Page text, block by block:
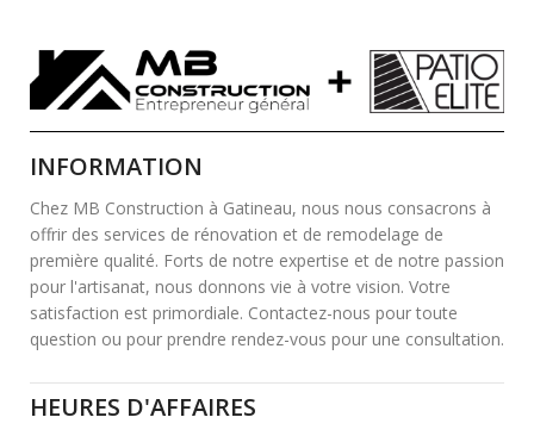
INFORMATION
Chez MB Construction à Gatineau, nous nous consacrons à
offrir des services de rénovation et de remodelage de
première qualité. Forts de notre expertise et de notre passion
pour l'artisanat, nous donnons vie à votre vision. Votre
satisfaction est primordiale. Contactez-nous pour toute
question ou pour prendre rendez-vous pour une consultation.
HEURES D'AFFAIRES